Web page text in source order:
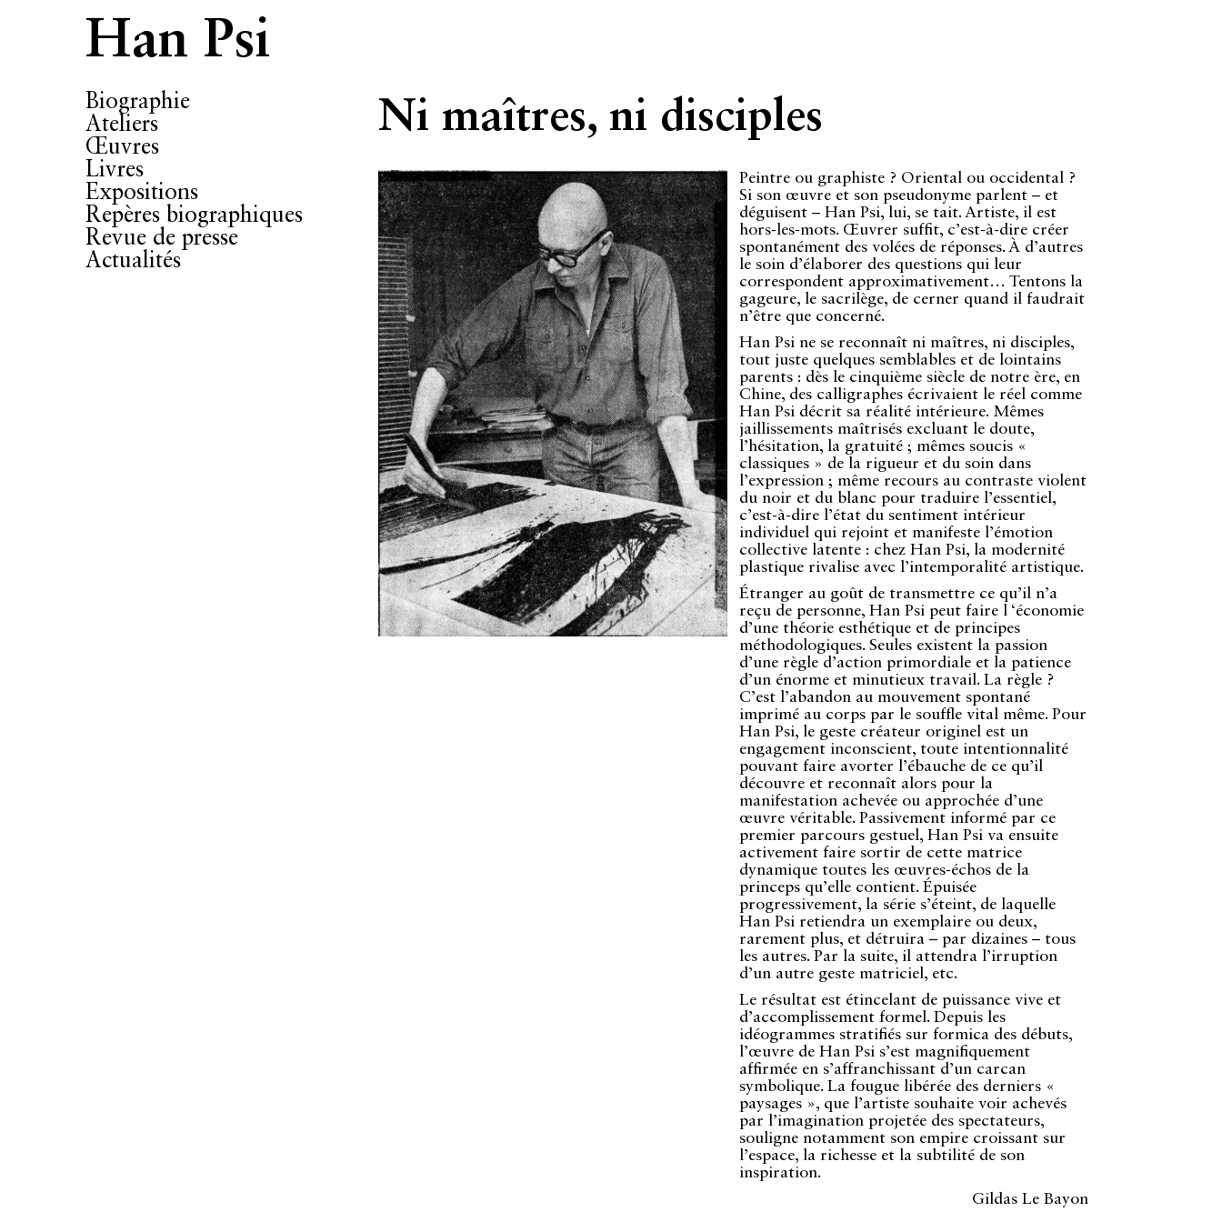
Han Psi
Biographie
Ateliers
Œuvres
Livres
Expositions
Repères biographiques
Revue de presse
Actualités
Ni maîtres, ni disciples
Peintre ou graphiste ? Oriental ou occidental ?
Si son œuvre et son pseudonyme parlent – et
déguisent – Han Psi, lui, se tait. Artiste, il est
hors-les-mots. Œuvrer suffit, c’est-à-dire créer
spontanément des volées de réponses. À d’autres
le soin d’élaborer des questions qui leur
correspondent approximativement… Tentons la
gageure, le sacrilège, de cerner quand il faudrait
n’être que concerné.
Han Psi ne se reconnaît ni maîtres, ni disciples,
tout juste quelques semblables et de lointains
parents : dès le cinquième siècle de notre ère, en
Chine, des calligraphes écrivaient le réel comme
Han Psi décrit sa réalité intérieure. Mêmes
jaillissements maîtrisés excluant le doute,
l’hésitation, la gratuité ; mêmes soucis «
classiques » de la rigueur et du soin dans
l’expression ; même recours au contraste violent
du noir et du blanc pour traduire l’essentiel,
c’est-à-dire l’état du sentiment intérieur
individuel qui rejoint et manifeste l’émotion
collective latente : chez Han Psi, la modernité
plastique rivalise avec l’intemporalité artistique.
Étranger au goût de transmettre ce qu’il n’a
reçu de personne, Han Psi peut faire l ‘économie
d’une théorie esthétique et de principes
méthodologiques. Seules existent la passion
d’une règle d’action primordiale et la patience
d’un énorme et minutieux travail. La règle ?
C’est l’abandon au mouvement spontané
imprimé au corps par le souffle vital même. Pour
Han Psi, le geste créateur originel est un
engagement inconscient, toute intentionnalité
pouvant faire avorter l’ébauche de ce qu’il
découvre et reconnaît alors pour la
manifestation achevée ou approchée d’une
œuvre véritable. Passivement informé par ce
premier parcours gestuel, Han Psi va ensuite
activement faire sortir de cette matrice
dynamique toutes les œuvres-échos de la
princeps qu’elle contient. Épuisée
progressivement, la série s’éteint, de laquelle
Han Psi retiendra un exemplaire ou deux,
rarement plus, et détruira – par dizaines – tous
les autres. Par la suite, il attendra l’irruption
d’un autre geste matriciel, etc.
Le résultat est étincelant de puissance vive et
d’accomplissement formel. Depuis les
idéogrammes stratifiés sur formica des débuts,
l’œuvre de Han Psi s’est magnifiquement
affirmée en s’affranchissant d’un carcan
symbolique. La fougue libérée des derniers «
paysages », que l’artiste souhaite voir achevés
par l’imagination projetée des spectateurs,
souligne notamment son empire croissant sur
l’espace, la richesse et la subtilité de son
inspiration.
Gildas Le Bayon